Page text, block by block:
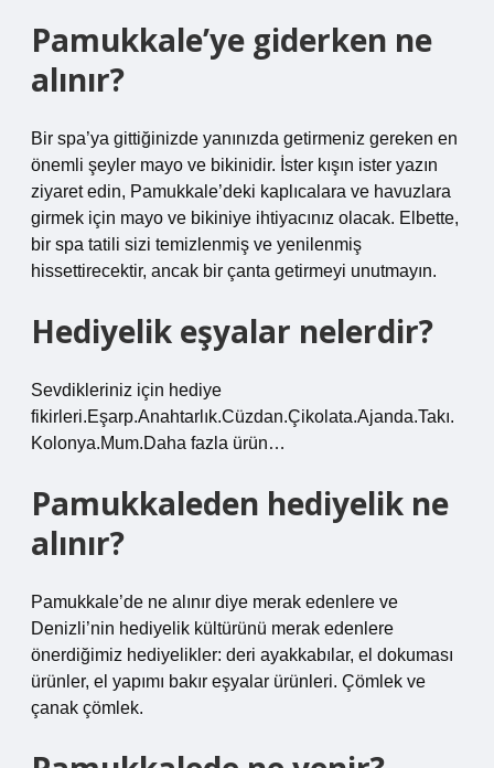
Pamukkale’ye giderken ne
alınır?
Bir spa’ya gittiğinizde yanınızda getirmeniz gereken en
önemli şeyler mayo ve bikinidir. İster kışın ister yazın
ziyaret edin, Pamukkale’deki kaplıcalara ve havuzlara
girmek için mayo ve bikiniye ihtiyacınız olacak. Elbette,
bir spa tatili sizi temizlenmiş ve yenilenmiş
hissettirecektir, ancak bir çanta getirmeyi unutmayın.
Hediyelik eşyalar nelerdir?
Sevdikleriniz için hediye
fikirleri.Eşarp.Anahtarlık.Cüzdan.Çikolata.Ajanda.Takı.
Kolonya.Mum.Daha fazla ürün…
Pamukkaleden hediyelik ne
alınır?
Pamukkale’de ne alınır diye merak edenlere ve
Denizli’nin hediyelik kültürünü merak edenlere
önerdiğimiz hediyelikler: deri ayakkabılar, el dokuması
ürünler, el yapımı bakır eşyalar ürünleri. Çömlek ve
çanak çömlek.